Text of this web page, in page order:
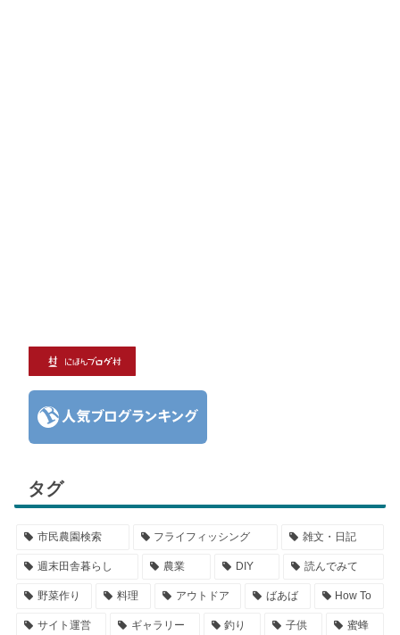
タグ
市民農園検索 フライフィッシング 雑文・日記
週末田舎暮らし 農業 DIY 読んでみて
野菜作り 料理 アウトドア ばあば How To
サイト運営 ギャラリー 釣り 子供 蜜蜂